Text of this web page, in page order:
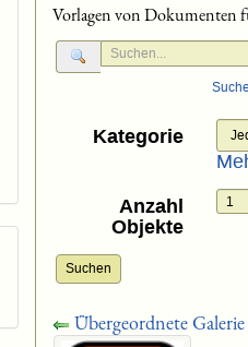
Vorlagen von Dokumenten
Kategorie
Anzahl
Objekte
Suchen
Übergeordnete Galerie